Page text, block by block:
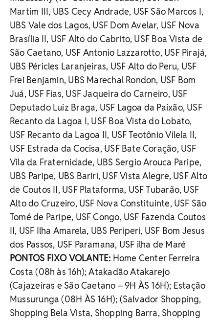
Martim III, UBS Cecy Andrade, USF São Marcos I,
UBS Vale dos Lagos, USF Dom Avelar, USF Nova
Brasília II, USF Alto do Cabrito, USF Boa Vista de
São Caetano, USF Antonio Lazzarotto, USF Pirajá,
UBS Péricles Laranjeiras, USF Alto do Peru, USF
Frei Benjamin, UBS Marechal Rondon, USF Bom
Juá, USF Fias, USF Jaqueira do Carneiro, USF
Deputado Luiz Braga, USF Lagoa da Paixão, USF
Recanto da Lagoa I, USF Boa Vista do Lobato,
USF Recanto da Lagoa II, USF Teotônio Vilela II,
USF Estrada da Cocisa, USF Bate Coração, USF
Vila da Fraternidade, UBS Sergio Arouca Paripe,
UBS Paripe, UBS Bariri, USF Vista Alegre, USF Alto
de Coutos II, USF Plataforma, USF Tubarão, USF
Alto do Cruzeiro, USF Nova Constituinte, USF São
Tomé de Paripe, USF Congo, USF Fazenda Coutos
II, USF Ilha Amarela, UBS Periperi, USF Bom Jesus
dos Passos, USF Paramana, USF ilha de Maré
PONTOS FIXO VOLANTE: Home Center Ferreira
Costa (08h às 16h); Atakadão Atakarejo
(Cajazeiras e São Caetano – 9H ÀS 16H); Estação
Mussurunga (08H ÀS 16H); (Salvador Shopping,
Shopping Bela Vista, Shopping Barra, Shopping